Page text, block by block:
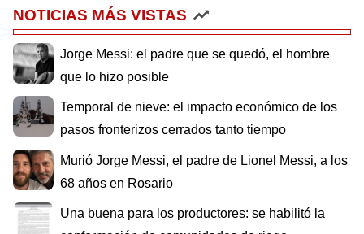
NOTICIAS MÁS VISTAS
Jorge Messi: el padre que se quedó, el hombre
que lo hizo posible
Temporal de nieve: el impacto económico de los
pasos fronterizos cerrados tanto tiempo
Murió Jorge Messi, el padre de Lionel Messi, a los
68 años en Rosario
Una buena para los productores: se habilitó la